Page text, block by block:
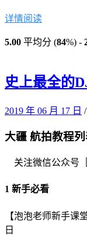
详情阅读
5.00 平均分 (84%) -
史上最全的
2019 年 06 月 17 日 /
大疆 航拍教程
关注微信公众号
1 新手必看
【泡泡老师新手课
日